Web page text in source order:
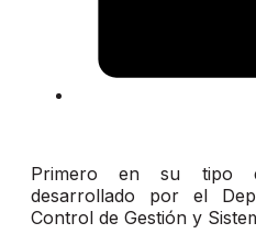
Primero en su tipo
desarrollado por el
Control de Gestión y